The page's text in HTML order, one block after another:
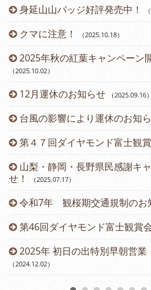
身延山山バッジ好評発売中！
クマに注意！ （2025.10.18）
2025年秋の紅葉キャンペーン
（2025.10.02）
12月運休のお知らせ （2025.09.16）
台風の影響により運休のお知
第４７回ダイヤモンド富士観
山梨・静岡・長野県民感謝キ
せ！
（2025.07.17）
令和7年 観桜期交通規制のお
第46回ダイヤモンド富士観賞
2025年 初日の出特別早朝営
（2024.12.02）